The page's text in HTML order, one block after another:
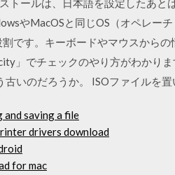
やMacOSと同じOS（オペレー
割です。キーボードやマウスから
」でチェックのやり方がわかり
古いのだろうか。 ISOファイルを
and saving a file
drivers download
for mac